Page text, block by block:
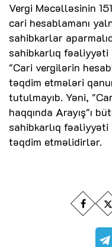
Vergi Məcəlləsinin
cari hesablamanı
sahibkarlar
sahibkarlıq
"Cari vergilərin
təqdim etmələri
tutulmayıb. Yəni,
haqqında Arayış"ı
sahibkarlıq
təqdim etməlidirlər.